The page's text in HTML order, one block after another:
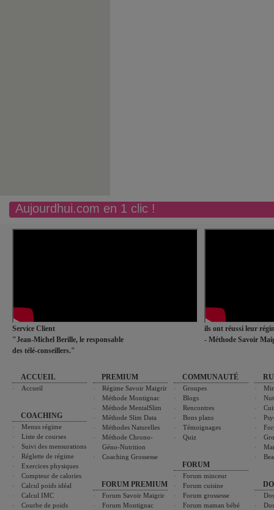
Aujourdhui.com en 1 clic !
Service Client
"Jean-Michel Berille, le responsable
des télé-conseillers."
ils ont réussi leur
- Méthode Savoir
ACCUEIL
Accueil
COACHING
Menus régime
Liste de courses
Suivi des mensurations
Réglette de régime
Exercices physiques
Compteur de calories
Calcul poids idéal
Calcul IMC
Courbe de poids
PREMIUM
Régime Savoir Maigrir
Méthode Montignac
Méthode MentalSlim
Méthode Slim Data
Méthodes Naturelles
Méthode Chrono-
Géno-Nutrition
Coaching Grossesse
FORUM PREMIUM
Forum Savoir Maigrir
Forum Montignac
COMMUNAUTÉ
Groupes
Blogs
Rencontres
Bons plans
Témoignages
Quiz
FORUM
Forum minceur
Forum cuisine
Forum grossesse
Forum maman bébé